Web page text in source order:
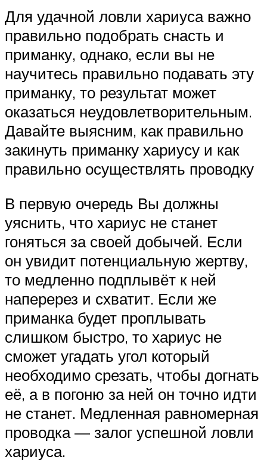
Для удачной ловли хариуса важно
правильно подобрать снасть и
приманку, однако, если вы не
научитесь правильно подавать эту
приманку, то результат может
оказаться неудовлетворительным.
Давайте выясним, как правильно
закинуть приманку хариусу и как
правильно осуществлять проводку
В первую очередь Вы должны
уяснить, что хариус не станет
гоняться за своей добычей. Если
он увидит потенциальную жертву,
то медленно подплывёт к ней
наперерез и схватит. Если же
приманка будет проплывать
слишком быстро, то хариус не
сможет угадать угол который
необходимо срезать, чтобы догнать
её, а в погоню за ней он точно идти
не станет. Медленная равномерная
проводка — залог успешной ловли
хариуса.